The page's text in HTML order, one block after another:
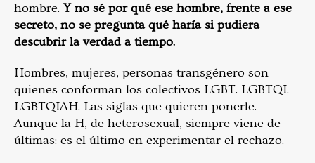
hombre. Y no sé por qué ese hombre, frente a ese
secreto, no se pregunta qué haría si pudiera
descubrir la verdad a tiempo.
Hombres, mujeres, personas transgénero son
quienes conforman los colectivos LGBT. LGBTQI.
LGBTQIAH. Las siglas que quieren ponerle.
Aunque la H, de heterosexual, siempre viene de
últimas: es el último en experimentar el rechazo.